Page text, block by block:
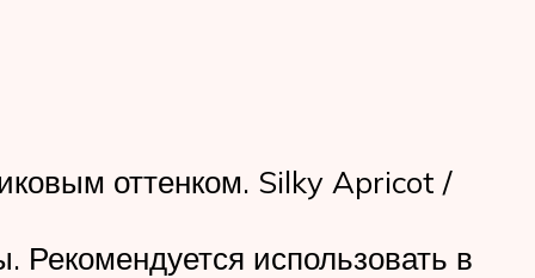
оттенком. Silky Apricot /
Рекомендуется использовать в